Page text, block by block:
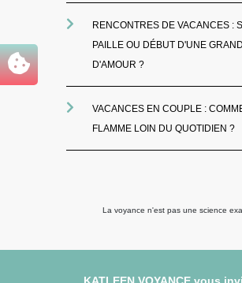
RENCONTRES DE VACANCES :
PAILLE OU DÉBUT D'UNE
D'AMOUR ?
VACANCES EN COUPLE :
FLAMME LOIN DU QUOTIDIEN ?
La voyance n'est pas une science